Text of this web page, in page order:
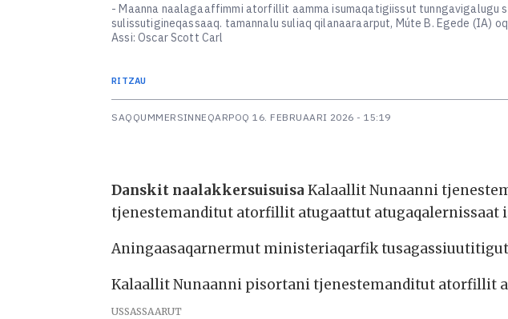
- Maanna naalagaaffimmi atorfillit aamma isumaqatigiissut
sulissutigineqassaaq. tamannalu suliaq qilanaaraarput, Múte B. Egede (IA)
Assi: Oscar Scott Carl
RITZAU
SAQQUMMERSINNEQARPOQ 16. FEBRUAARI 2026 - 15:19
Danskit naalakkersuisuisa Kalaallit Nunaanni
tjenestemanditut atorfillit atugaattut atugaqalernissaat
Aningaasaqarnermut ministeriaqarfik
Kalaallit Nunaanni pisortani tjenestemanditut atorfillit
USSASSAARUT